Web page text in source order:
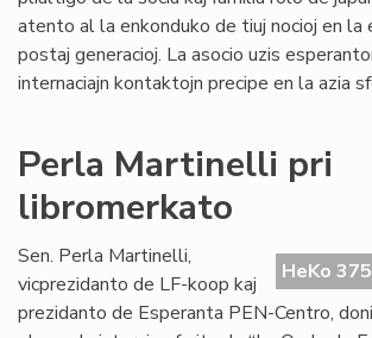
atento al la enkonduko de tiuj nocioj en la
postaj generacioj. La asocio uzis
internaciajn kontaktojn precipe en la azia
Perla Martinelli pri
libromerkato
HeKo
Sen. Perla Martinelli,
vicprezidanto de LF-koop kaj
prezidanto de Esperanta PEN-Centro,